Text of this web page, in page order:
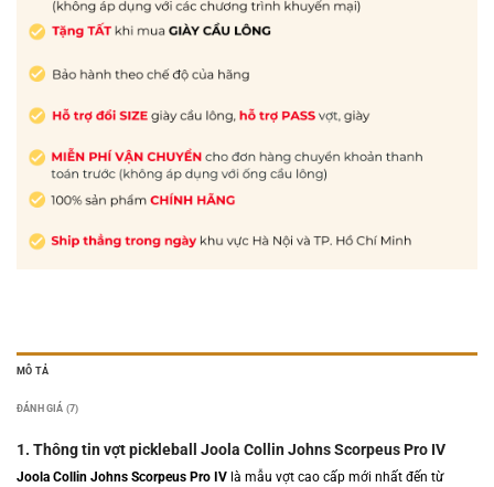
MÔ TẢ
ĐÁNH GIÁ (7)
1. Thông tin vợt pickleball Joola Collin Johns Scorpeus Pro IV
Joola Collin Johns Scorpeus Pro IV là mẫu vợt cao cấp mới nhất đến từ